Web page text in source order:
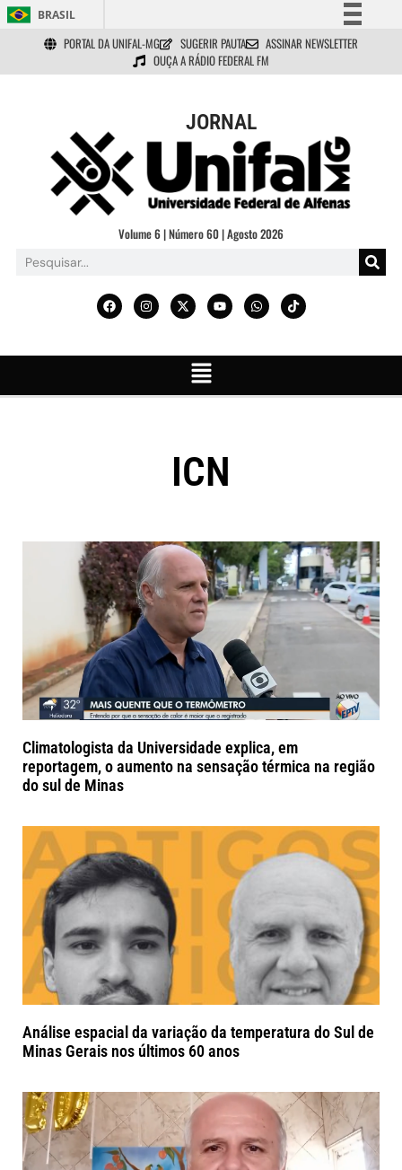
BRASIL
Simplifique!
Comunica BR
Acesso à informação
Legislação
Canais
PORTAL DA UNIFAL-MG SUGERIR PAUTA
ASSINAR NEWSLETTER
OUÇA A RÁDIO FEDERAL FM
JORNAL
Volume 6 | Número 60 | Agosto 2026
ICN
Climatologista da Universidade explica, em
reportagem, o aumento na sensação térmica na região
do sul de Minas
Análise espacial da variação da temperatura do Sul de
Minas Gerais nos últimos 60 anos